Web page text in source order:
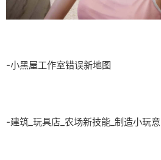
-小黑屋工作室错误新地图
-建筑_玩具店_农场新技能_制造小玩意